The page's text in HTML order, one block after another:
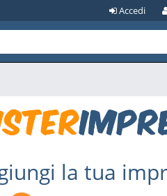
Accedi
la tua